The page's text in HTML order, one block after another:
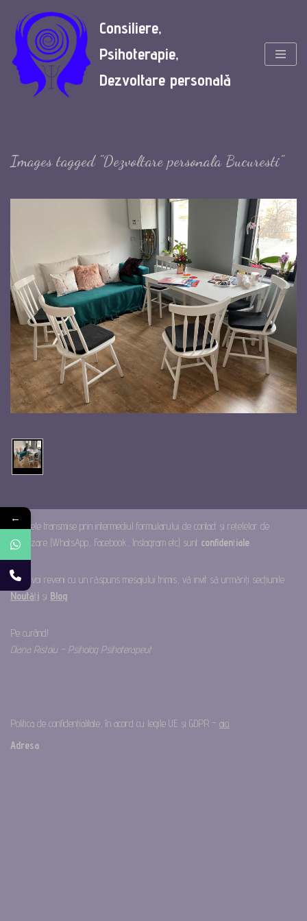
Skip
to
content
Consiliere,
Psihoterapie,
Dezvoltare personală
Images tagged "Dezvoltare personala Bucuresti"
Mesajele transmise prin intermediul formularului de contact și rețelelor de
socializare (WhatsApp, Facebook, Instagram etc) sunt confidențiale
Până voi reveni cu un răspuns mesajului trimis, vă invit să urmăriți secțiunile
Noutăți și Blog
Pe curând!
Diana Ristoiu – Psiholog Psihoterapeut
Politica de confidențialitate, în acord cu legile UE și GDPR – aici
Adresa
←